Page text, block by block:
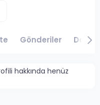
Gönderiler
hakkında henüz